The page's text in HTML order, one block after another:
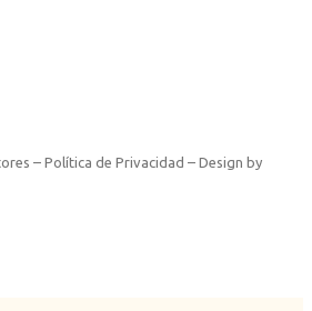
– Política de Privacidad – Design by